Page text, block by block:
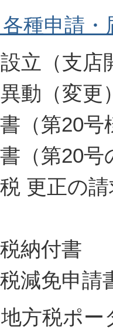
種申請・
立（支店
動（変更
（第20号
（第20号
更正の
納付書
減免申請
方税ポ